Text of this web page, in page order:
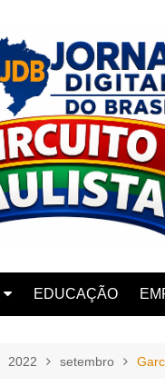
EDUCAÇÃO
2022 setembro